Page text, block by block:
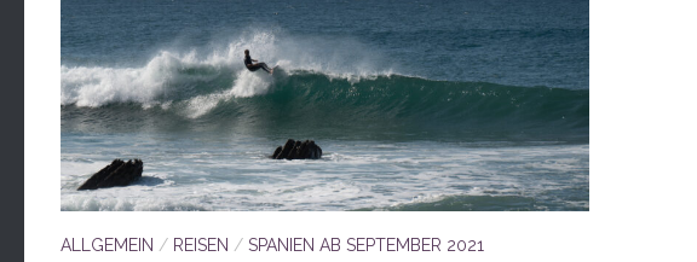
ALLGEMEIN / REISEN / SPANIEN AB SEPTEMBER 2021